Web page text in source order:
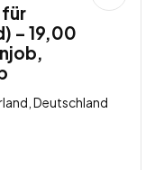
– 19,00
Deutschland